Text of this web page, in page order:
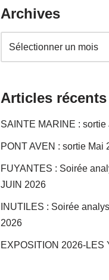
Archives
Articles récents
SAINTE MARINE : sortie
PONT AVEN : sortie Mai
FUYANTES : Soirée
JUIN 2026
INUTILES : Soirée
2026
EXPOSITION 2026-LES